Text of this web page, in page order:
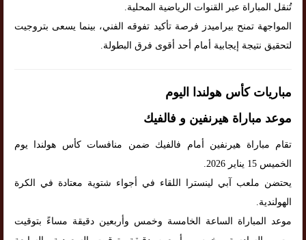
تُنقل المباراة عبر القنوات الرياضية المحلية.
المواجهة تمنح بيراميدز فرصة تأكيد تفوقه الفني، بينما يسعى بتروجيت
لتحقيق نتيجة إيجابية أمام أحد أقوى فرق البطولة.
مباريات كأس هولندا اليوم
موعد مباراة هيرنفين و فالفيك
تقام مباراة هيرنفين أمام فالفيك ضمن منافسات كأس هولندا يوم
الخميس 15 يناير 2026.
يحتضن ملعب آبي لينسترا اللقاء في أجواء شتوية معتادة في الكرة
الهولندية.
موعد المباراة الساعة الخامسة وخمس وأربعين دقيقة مساءً بتوقيت